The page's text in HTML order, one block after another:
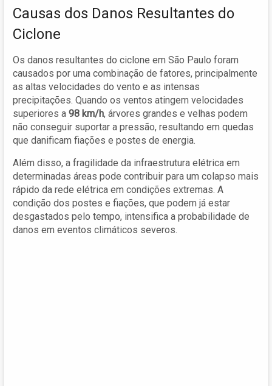
Causas dos Danos Resultantes do
Ciclone
Os danos resultantes do ciclone em São Paulo foram
causados por uma combinação de fatores, principalmente
as altas velocidades do vento e as intensas
precipitações. Quando os ventos atingem velocidades
superiores a 98 km/h, árvores grandes e velhas podem
não conseguir suportar a pressão, resultando em quedas
que danificam fiações e postes de energia.
Além disso, a fragilidade da infraestrutura elétrica em
determinadas áreas pode contribuir para um colapso mais
rápido da rede elétrica em condições extremas. A
condição dos postes e fiações, que podem já estar
desgastados pelo tempo, intensifica a probabilidade de
danos em eventos climáticos severos.